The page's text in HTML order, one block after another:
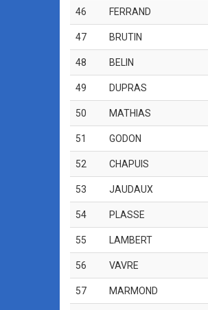
46 FERRAND
47 BRUTIN
48 BELIN
49 DUPRAS
50 MATHIAS
51 GODON
52 CHAPUIS
53 JAUDAUX
54 PLASSE
55 LAMBERT
56 VAVRE
57 MARMOND